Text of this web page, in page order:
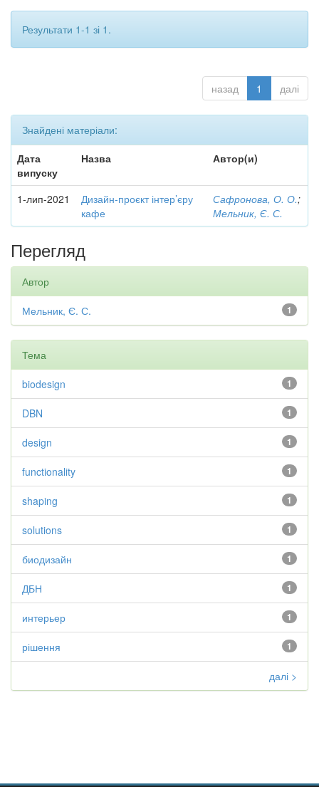
Результати 1-1 зі 1.
назад 1 далі
Знайдені матеріали:
Дата
випуску
Назва Автор(и)
1-лип-2021
Дизайн-проєкт інтер’єру
кафе
Сафронова, О. О.;
Мельник, Є. С.
Перегляд
Автор
1
Мельник, Є. С.
Тема
1
biodesign
1
DBN
1
design
1
functionality
1
shaping
1
solutions
1
биодизайн
1
ДБН
1
интерьер
1
рішення
далі >